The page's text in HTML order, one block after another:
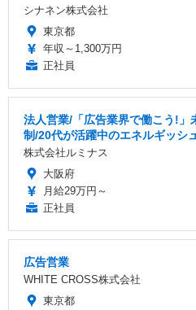
シナネン株式会社
東京都
年収～1,300万円
正社員
法人営業/「広告業界で働こう!」
制/20代が活躍中のエネルギッシ
株式会社ルミナス
大阪府
月給29万円～
正社員
広告営業
WHITE CROSS株式会社
東京都